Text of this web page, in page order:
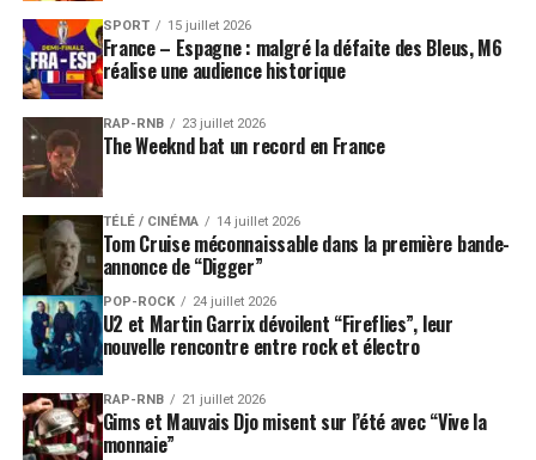
SPORT 15 juillet 2026
France – Espagne : malgré la défaite des Bleus, M6
réalise une audience historique
RAP-RNB 23 juillet 2026
The Weeknd bat un record en France
TÉLÉ / CINÉMA 14 juillet 2026
Tom Cruise méconnaissable dans la première bande-
annonce de “Digger”
POP-ROCK 24 juillet 2026
U2 et Martin Garrix dévoilent “Fireflies”, leur
nouvelle rencontre entre rock et électro
RAP-RNB 21 juillet 2026
Gims et Mauvais Djo misent sur l’été avec “Vive la
monnaie”